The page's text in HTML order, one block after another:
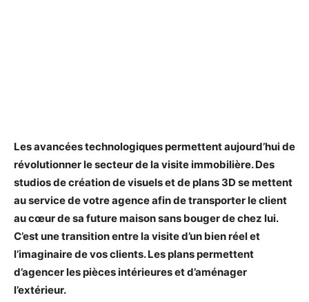
Les avancées technologiques permettent aujourd’hui de
révolutionner le secteur de la visite immobilière. Des
studios de création de visuels et de plans 3D se mettent
au service de votre agence afin de transporter le client
au cœur de sa future maison sans bouger de chez lui.
C’est une transition entre la visite d’un bien réel et
l’imaginaire de vos clients. Les plans permettent
d’agencer les pièces intérieures et d’aménager
l’extérieur.